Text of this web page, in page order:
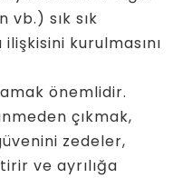
vb.) sık sık
kurulmasını
önemlidir.
çıkmak,
zedeler,
ve ayrılığa